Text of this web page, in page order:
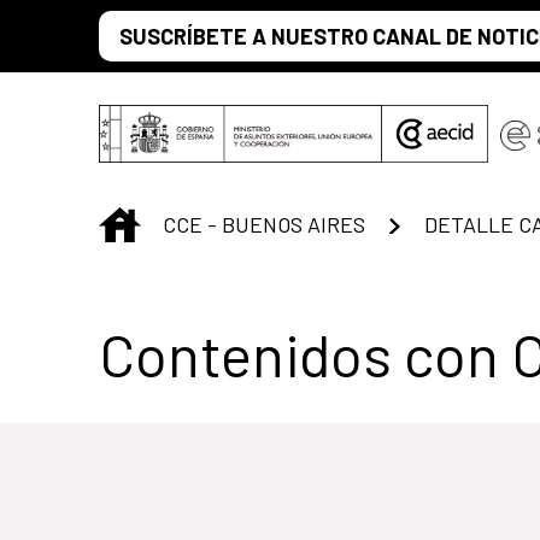
Saltar al contenido principal
SUSCRÍBETE A NUESTRO CANAL DE
INICIO
CCE - BUENOS AIRES DETALLE
Centro Cultural
Contenidos con